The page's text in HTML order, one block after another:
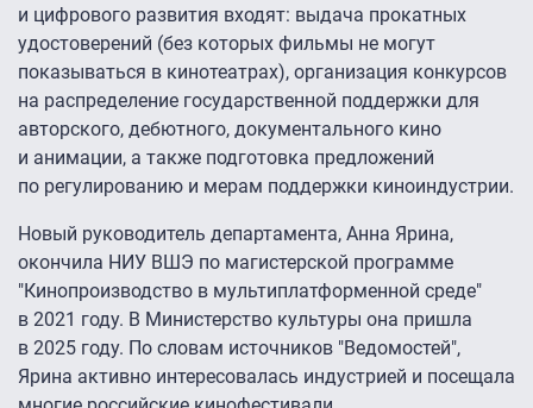
и цифрового развития входят: выдача прокатных
удостоверений (без которых фильмы не могут
показываться в кинотеатрах), организация конкурсов
на распределение государственной поддержки для
авторского, дебютного, документального кино
и анимации, а также подготовка предложений
по регулированию и мерам поддержки киноиндустрии.
Новый руководитель департамента, Анна Ярина,
окончила НИУ ВШЭ по магистерской программе
"Кинопроизводство в мультиплатформенной среде"
в 2021 году. В Министерство культуры она пришла
в 2025 году. По словам источников "Ведомостей",
Ярина активно интересовалась индустрией и посещала